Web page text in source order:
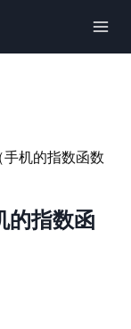
机的指数函数
的指数函